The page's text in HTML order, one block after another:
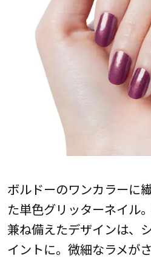
ボルドーのワンカラーに
た単色グリッターネイル
兼ね備えたデザインは、
イントに。微細なラメが